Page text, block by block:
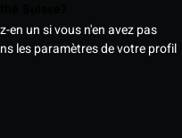
en un si vous n'en avez pas
les paramètres de votre profil